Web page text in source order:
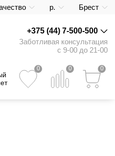
р. Брест
+375 (44) 7-500-500
Заботливая консультация
с 9-00 до 21-00
0 0 0